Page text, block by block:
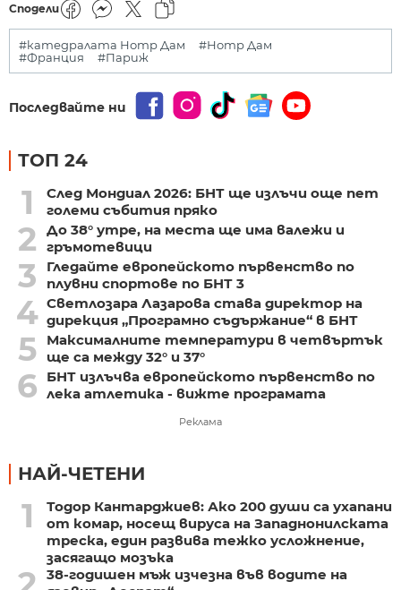
Сподели
#катедралата Нотр Дам
#Нотр Дам
#Франция
#Париж
Последвайте ни
ТОП 24
1
След Мондиал 2026: БНТ ще излъчи още пет
големи събития пряко
2
До 38° утре, на места ще има валежи и
гръмотевици
3
Гледайте европейското първенство по
плувни спортове по БНТ 3
4 Светлозара Лазарова става директор на
дирекция „Програмно съдържание“ в БНТ
5
Максималните температури в четвъртък
ще са между 32° и 37°
6
БНТ излъчва европейското първенство по
лека атлетика - вижте програмата
Реклама
НАЙ-ЧЕТЕНИ
1
Тодор Кантарджиев: Ако 200 души са ухапани
от комар, носещ вируса на Западнонилската
треска, един развива тежко усложнение,
засягащо мозъка
38-годишен мъж изчезна във водите на